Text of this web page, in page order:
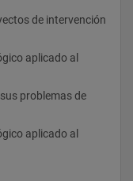
de intervención
aplicado al
problemas de
aplicado al